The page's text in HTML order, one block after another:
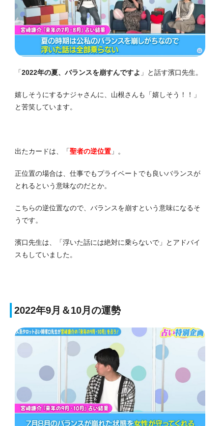
「2022年の夏、バランスを崩すんですよ 」と話す濱口先生。
嬉しそうにするナジャさんに、山根さんも「嬉しそう！！」
と苦笑しています。
出たカードは、「聖者の逆位置 」。
正位置の場合は、仕事でもプライベートでも良いバランスが
とれるという意味なのだとか。
こちらの逆位置なので、バランスを崩すという意味になるそ
うです。
濱口先生は、「浮いた話には絶対に乗らないで」とアドバイ
スもしていました。
2022年9月＆10月の運勢